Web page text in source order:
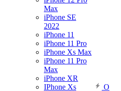
Max
iPhone SE
2022
iPhone 11
iPhone 11 Pro
iPhone Xs Max
iPhone 11 Pro
Max
iPhone XR
IPhone Xs
О